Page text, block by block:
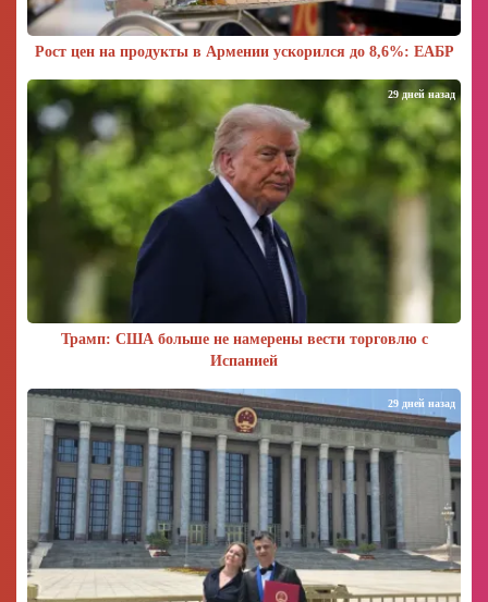
Рост цен на продукты в Армении ускорился до 8,6%: ЕАБР
Трамп: США больше не намерены вести торговлю с
Испанией
29 дней назад
29 дней назад